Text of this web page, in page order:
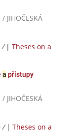
JIHOČESKÁ
/ | Theses on a
a přístupy
JIHOČESKÁ
/ | Theses on a